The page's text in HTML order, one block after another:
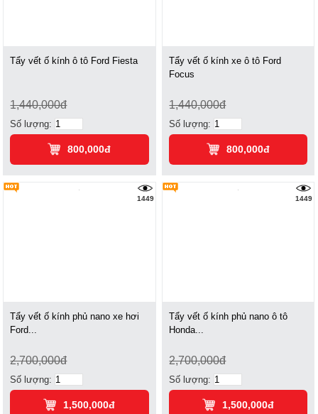
Tẩy vết ố kính ô tô Ford Fiesta
1,440,000đ
Số lượng:
800,000đ
Tẩy vết ố kính xe ô tô Ford
Focus
1,440,000đ
Số lượng:
800,000đ
1449
Tẩy vết ố kính phủ nano xe hơi
Ford...
2,700,000đ
Số lượng:
1,500,000đ
1449
Tẩy vết ố kính phủ nano ô tô
Honda...
2,700,000đ
Số lượng:
1,500,000đ